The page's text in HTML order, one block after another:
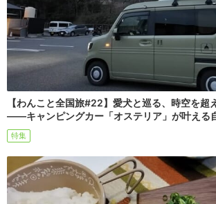
【わんこと全国旅#22】愛犬と巡る、時空を超
――キャンピングカー「オステリア」が叶える
特集